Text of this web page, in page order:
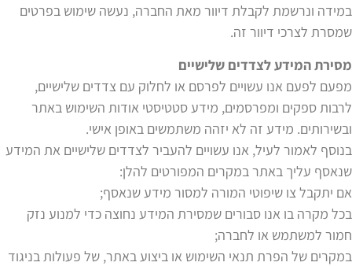
במידה ונרשמת לקבלת דיוור מאת החברה, נעשה שימוש בפרטים
שמסרת לצרכי דיוור זה.
מסירת המידע לצדדים שלישיים
מפעם לפעם אנו עשויים לפרסם או לחלוק עם צדדים שלישיים,
לרבות ספקים ומפרסמים, מידע סטטיסטי אודות השימוש באתר
ובשירותים. מידע זה לא יזהה משתמשים באופן אישי.
בנוסף לאמור לעיל, אנו עשויים להעביר לצדדים שלישיים את המידע
שנאסף עליך באתר במקרים המפורטים להלן:
אם יתקבל צו שיפוטי המורה למסור מידע שנאסף;
בכל מקרה בו אנו סבורים שמסירת המידע נחוצה כדי למנוע נזק
חמור למשתמש או לחברה;
במקרים של הפרת תנאי השימוש או ביצוע באתר, של פעולות בניגוד